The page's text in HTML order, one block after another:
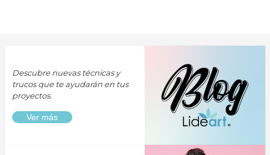
Descubre nuevas técnicas y
trucos que te ayudarán en tus
proyectos.
Ver más